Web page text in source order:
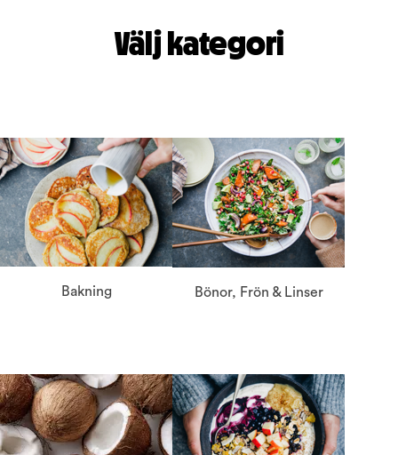
Välj kategori
Bakning Bönor, Frön & Linser